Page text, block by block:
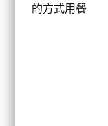
的方式用餐